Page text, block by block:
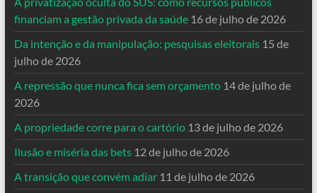
financiam a gestão privada da saúde 16 de julho de 2026
Da intenção e da manipulação: pesquisas eleitorais 15 de
julho de 2026
A repressão que nunca fica sem orçamento 14 de julho de
2026
A propriedade corre para o cartório 13 de julho de 2026
Ilusão e miséria das bets 12 de julho de 2026
A transição que convém adiar 11 de julho de 2026